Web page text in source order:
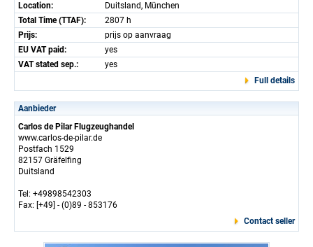
Location:
Duitsland, München
Total Time (TTAF):
2807 h
Prijs:
prijs op aanvraag
EU VAT paid:
yes
VAT stated sep.:
yes
Full details
Aanbieder
Carlos de Pilar Flugzeughandel
www.carlos-de-pilar.de
Postfach 1529
82157 Gräfelfing
Duitsland
Tel: +49898542303
Fax: [+49] - (0)89 - 853176
Contact seller